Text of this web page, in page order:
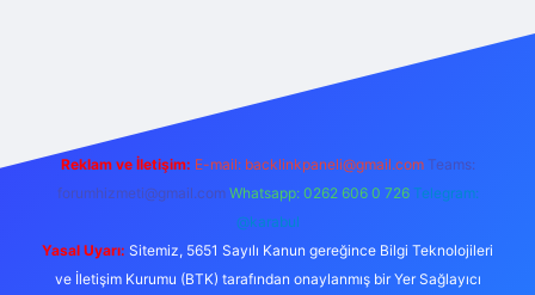
Reklam ve İletişim: E-mail: backlinkpaneli@gmail.com Teams:
forumhizmeti@gmail.com Whatsapp: 0262 606 0 726 Telegram:
@karabul
Yasal Uyarı: Sitemiz, 5651 Sayılı Kanun gereğince Bilgi Teknolojileri
ve İletişim Kurumu (BTK) tarafından onaylanmış bir Yer Sağlayıcı